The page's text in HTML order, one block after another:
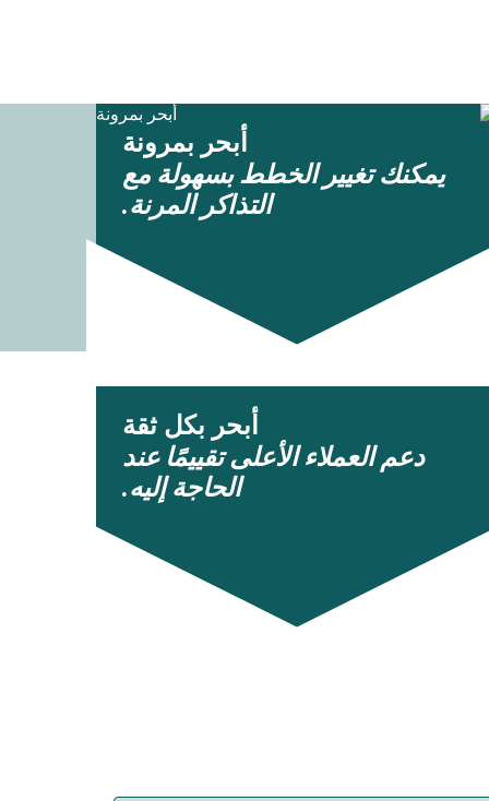
أبحر بمرونة
يمكنك تغيير الخطط بسهولة مع
التذاكر المرنة.
أبحر بكل ثقة
دعم العملاء الأعلى تقييمًا عند
الحاجة إليه.